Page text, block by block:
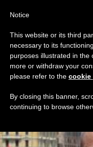
GIORNO
ULTIME NOTIZIE
Notice
This website or its third
necessary to its
purposes illustrated in the
more or withdraw your
please refer to the cookie
By closing this banner,
continuing to browse